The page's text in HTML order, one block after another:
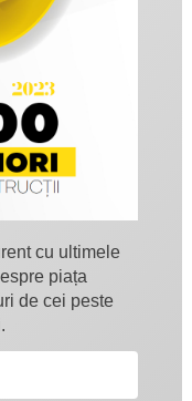
cu ultimele
piața
de cei peste